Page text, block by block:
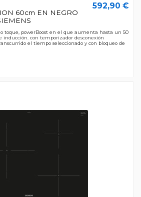
60cm EN NEGRO
592,90 €
toque, powerBoost en el que aumenta hasta un 50
inducción. con temporizador desconexión
el tiempo seleccionado y con bloqueo de